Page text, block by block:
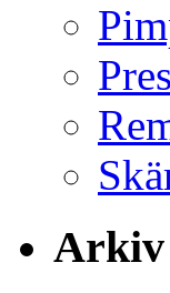
Arkiv